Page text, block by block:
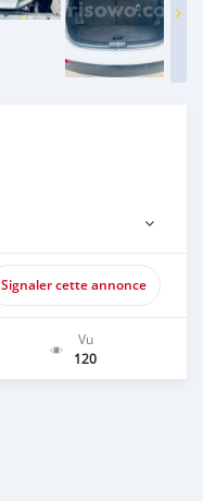
Signaler cette annonce
Vu
120